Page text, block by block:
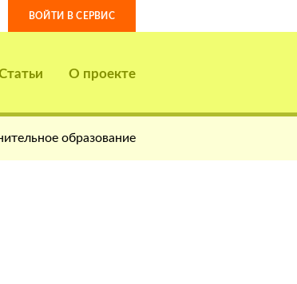
ВОЙТИ В СЕРВИС
О проекте
образование